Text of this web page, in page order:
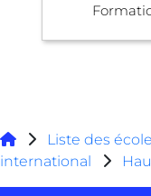
Liste des
international